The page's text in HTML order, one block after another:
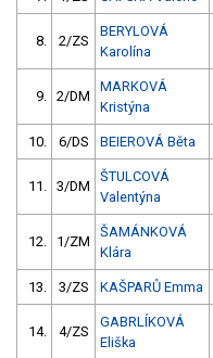
8. 2/ZS
BERYLOVÁ
Karolína
9. 2/DM
MARKOVÁ
Kristýna
10. 6/DS BEIEROVÁ Běta
11. 3/DM
ŠTULCOVÁ
Valentýna
12. 1/ZM
ŠAMÁNKOVÁ
Klára
13. 3/ZS KAŠPARŮ Emma
14. 4/ZS
GABRLÍKOVÁ
Eliška